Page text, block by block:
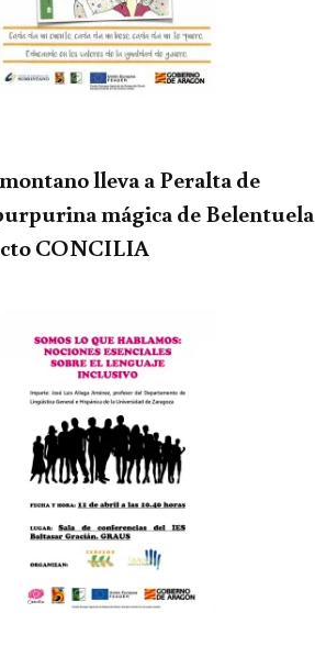
lleva a Peralta de
mágica de Belentuela
CONCILIA